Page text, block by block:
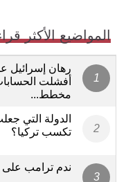
المواضيع الأكثر
رهان إسرائيل
أفشلت
مخطط...
الدولة التي
تكسب تركيا؟
ندم ترامب